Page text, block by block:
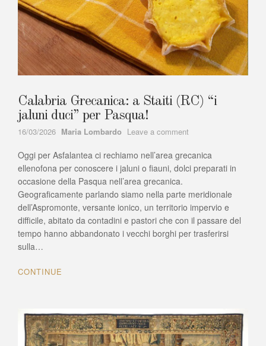
Calabria Grecanica: a Staiti (RC) “i
jaluni duci” per Pasqua!
16/03/2026 Author
Maria Lombardo Leave a comment
Grecanica:
a
(RC)
“i
jaluni
duci”
per
Oggi per Asfalantea ci rechiamo nell’area grecanica
ellenofona per conoscere i jaluni o fiauni, dolci preparati in
occasione della Pasqua nell’area grecanica.
Geograficamente parlando siamo nella parte meridionale
dell’Aspromonte, versante ionico, un territorio impervio e
difficile, abitato da contadini e pastori che con il passare del
tempo hanno abbandonato i vecchi borghi per trasferirsi
sulla…
CONTINUE